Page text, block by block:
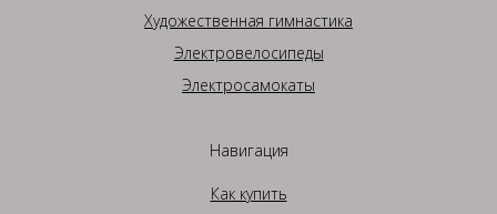
Художественная гимнастика
Электровелосипеды
Электросамокаты
Навигация
Как купить